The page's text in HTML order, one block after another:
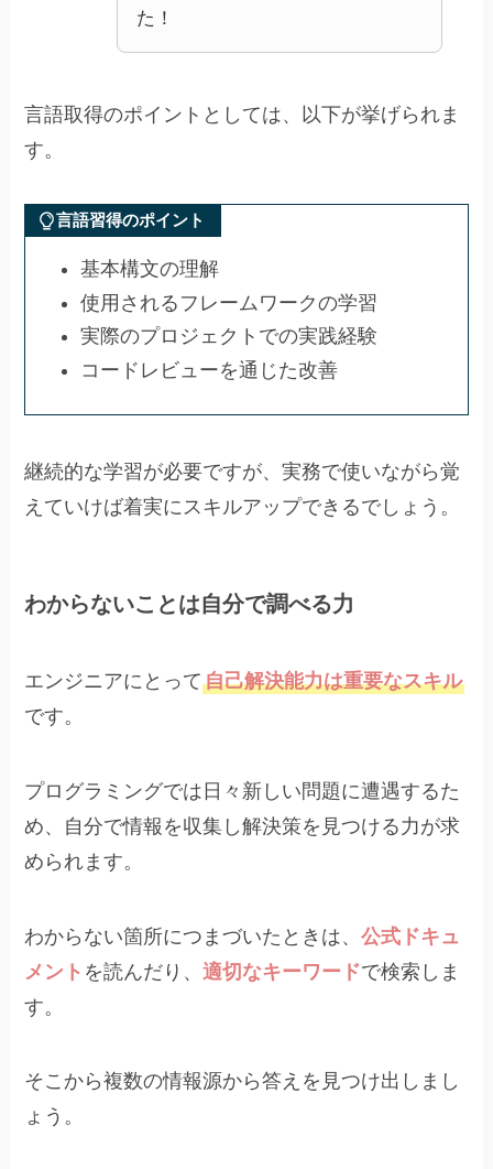
た！
言語取得のポイントとしては、以下が挙げられま
す。
言語習得のポイント
基本構文の理解
使用されるフレームワークの学習
実際のプロジェクトでの実践経験
コードレビューを通じた改善
継続的な学習が必要ですが、実務で使いながら覚
えていけば着実にスキルアップできるでしょう。
わからないことは自分で調べる力
エンジニアにとって自己解決能力は重要なスキル
です。
プログラミングでは日々新しい問題に遭遇するた
め、自分で情報を収集し解決策を見つける力が求
められます。
わからない箇所につまづいたときは、公式ドキュ
メント を読んだり、適切なキーワードで検索しま
す。
そこから複数の情報源から答えを見つけ出しまし
ょう。